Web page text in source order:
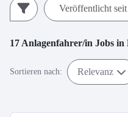
Veröffentlicht seit
17 Anlagenfahrer/in Jobs in
Sortieren nach: Relevanz